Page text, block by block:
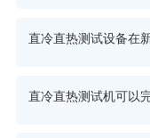
直冷直热测试设备在
直冷直热测试机可以